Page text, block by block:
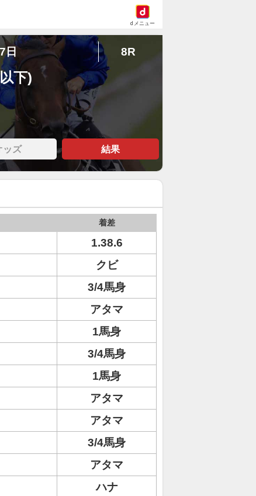
dメニュー
日 8R
下)
ッズ 結果
着差
1.38.6
クビ
3/4馬身
アタマ
1馬身
3/4馬身
1馬身
アタマ
アタマ
3/4馬身
アタマ
ハナ